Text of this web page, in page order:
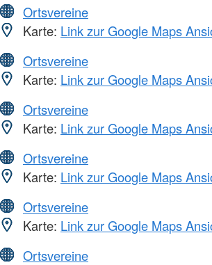
Ortsvereine
Karte: Link zur Google Maps
Ortsvereine
Karte: Link zur Google Maps
Ortsvereine
Karte: Link zur Google Maps
Ortsvereine
Karte: Link zur Google Maps
Ortsvereine
Karte: Link zur Google Maps
Ortsvereine